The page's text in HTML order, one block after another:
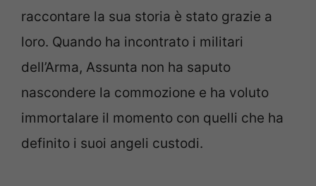
raccontare la sua storia è stato grazie a
loro. Quando ha incontrato i militari
dell’Arma, Assunta non ha saputo
nascondere la commozione e ha voluto
immortalare il momento con quelli che ha
definito i suoi angeli custodi.